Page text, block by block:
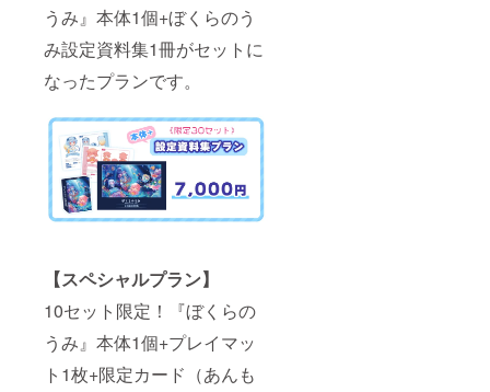
うみ』本体1個+ぼくらのう
み設定資料集1冊がセットに
なったプランです。
【スペシャルプラン】
10セット限定！『ぼくらの
うみ』本体1個+プレイマッ
ト1枚+限定カード（あんも